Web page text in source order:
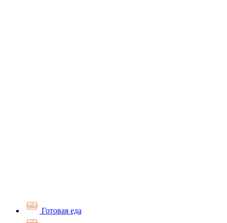
Готовая еда